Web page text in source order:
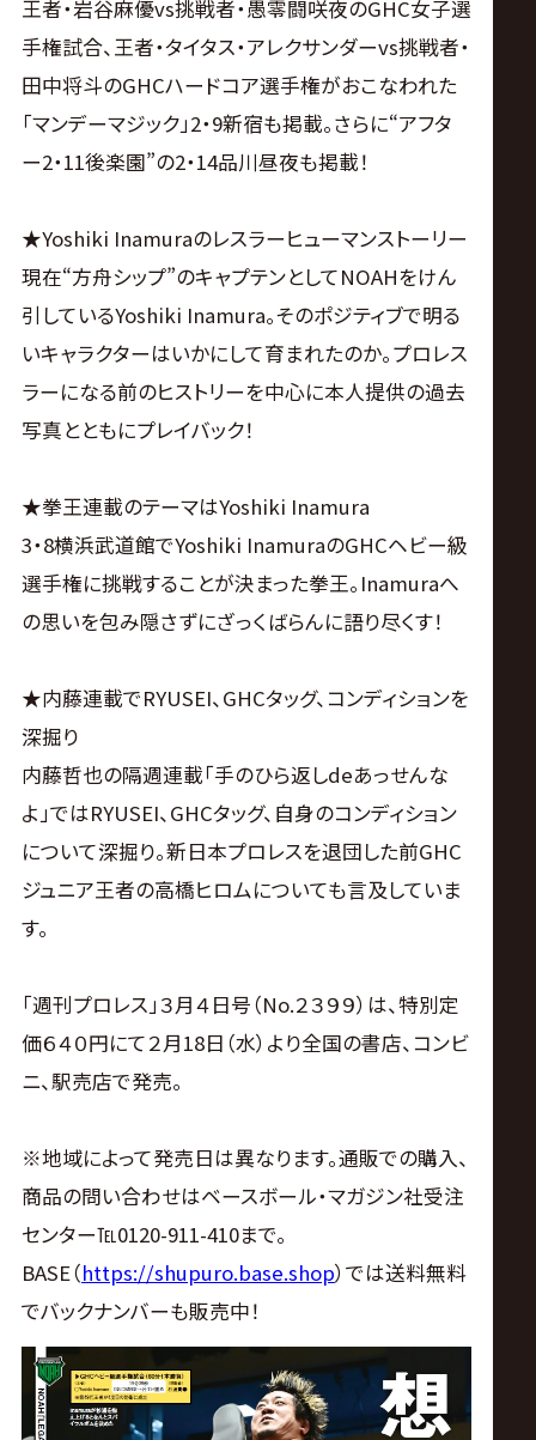
王者・岩谷麻優vs挑戦者・愚零闘咲夜のGHC女子選
手権試合、王者・タイタス・アレクサンダーvs挑戦者・
田中将斗のGHCハードコア選手権がおこなわれた
「マンデーマジック」2・9新宿も掲載。さらに“アフタ
ー2・11後楽園”の2・14品川昼夜も掲載！
★Yoshiki Inamuraのレスラーヒューマンストーリー
現在“方舟シップ”のキャプテンとしてNOAHをけん
引しているYoshiki Inamura。そのポジティブで明る
いキャラクターはいかにして育まれたのか。プロレス
ラーになる前のヒストリーを中心に本人提供の過去
写真とともにプレイバック！
★拳王連載のテーマはYoshiki Inamura
3・8横浜武道館でYoshiki InamuraのGHCヘビー級
選手権に挑戦することが決まった拳王。Inamuraへ
の思いを包み隠さずにざっくばらんに語り尽くす！
★内藤連載でRYUSEI、GHCタッグ、コンディションを
深掘り
内藤哲也の隔週連載「手のひら返しdeあっせんな
よ」ではRYUSEI、GHCタッグ、自身のコンディション
について深掘り。新日本プロレスを退団した前GHC
ジュニア王者の高橋ヒロムについても言及していま
す。
「週刊プロレス」３月４日号（No.２３９９）は、特別定
価６４０円にて２月18日（水）より全国の書店、コンビ
ニ、駅売店で発売。
※地域によって発売日は異なります。通販での購入、
商品の問い合わせはベースボール・マガジン社受注
センター℡0120-911-410まで。
BASE（https://shupuro.base.shop）では送料無料
でバックナンバーも販売中！